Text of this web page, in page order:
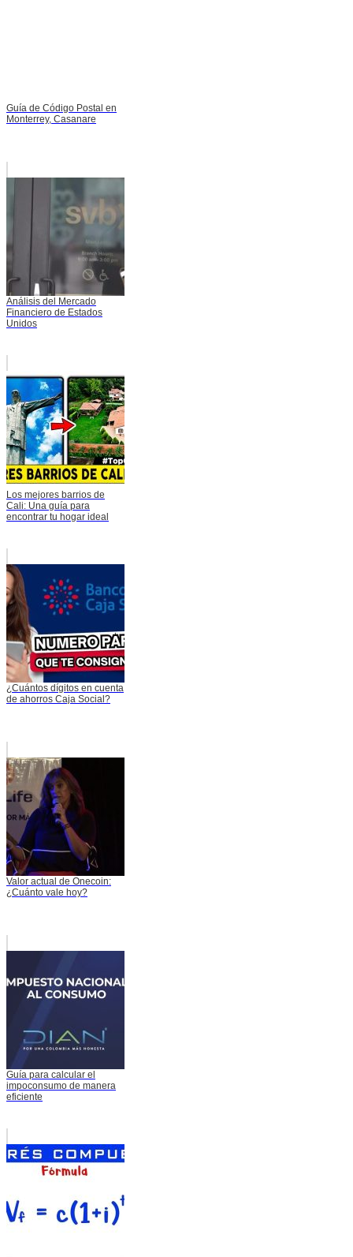
Guía de Código Postal en
Monterrey, Casanare
Análisis del Mercado
Financiero de Estados
Unidos
Los mejores barrios de
Cali: Una guía para
encontrar tu hogar ideal
¿Cuántos dígitos en cuenta
de ahorros Caja Social?
Valor actual de Onecoin:
¿Cuánto vale hoy?
Guía para calcular el
impoconsumo de manera
eficiente